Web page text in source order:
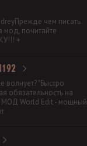
чем писать
мод, почитайте
+
волнует? "Быстро
обязательность на
МОД World Edit - мощный